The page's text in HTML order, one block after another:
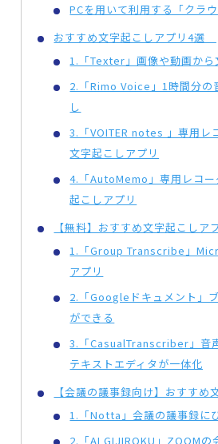
PCを用いて利用する「クラウ
おすすめ文字起こしアプリ4選
1.「Texter」画像や動画から
2.「Rimo Voice」1時間分の
し
3.「VOITER notes 」専用レ
文字起こしアプリ
4.「AutoMemo」専用レコー
起こしアプリ
【無料】おすすめ文字起こしア
1.「Group Transcribe」
アプリ
2.「Googleドキュメント」
ができる
3.「CasualTranscriber」音
テキストエディタが一体化
【会議の議事録向け】おすすめ
1.「Notta」会議の議事録に
2.「AI GIJIROKU」ZOOMの